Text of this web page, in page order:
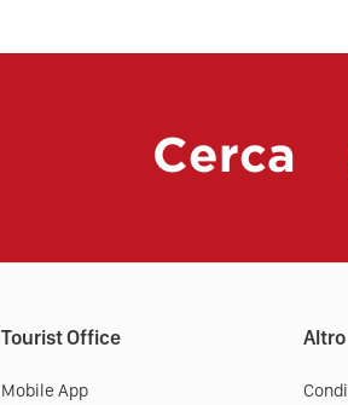
Cerca
Tourist Office
Mobile App
Altro